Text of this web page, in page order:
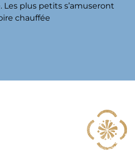
plus petits s’amuseront
chauffée